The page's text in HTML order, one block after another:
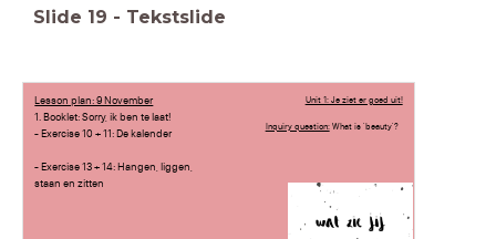
Slide 19 - Tekstslide
Lesson plan: 9 November
1. Booklet: Sorry, ik ben te laat!
- Exercise 10 + 11: De kalender
- Exercise 13 + 14: Hangen, liggen,
staan en zitten
Unit 1: Je ziet er goed uit!
Inquiry question:What is 'beauty'?